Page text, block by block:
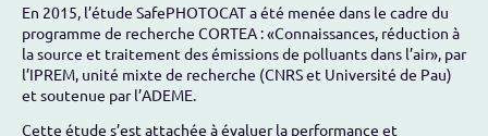
En 2015, l’étude SafePHOTOCAT a été menée dans le cadre du
programme de recherche CORTEA : «Connaissances, réduction à
la source et traitement des émissions de polluants dans l’air», par
l’IPREM, unité mixte de recherche (CNRS et Université de Pau)
et soutenue par l’ADEME.
Cette étude s’est attachée à évaluer la performance et